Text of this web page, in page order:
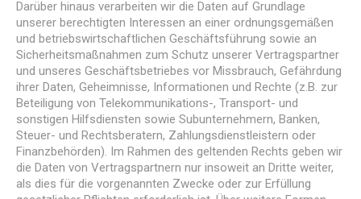
Darüber hinaus verarbeiten wir die Daten auf Grundlage
unserer berechtigten Interessen an einer ordnungsgemäßen
und betriebswirtschaftlichen Geschäftsführung sowie an
Sicherheitsmaßnahmen zum Schutz unserer Vertragspartner
und unseres Geschäftsbetriebes vor Missbrauch, Gefährdung
ihrer Daten, Geheimnisse, Informationen und Rechte (z.B. zur
Beteiligung von Telekommunikations-, Transport- und
sonstigen Hilfsdiensten sowie Subunternehmern, Banken,
Steuer- und Rechtsberatern, Zahlungsdienstleistern oder
Finanzbehörden). Im Rahmen des geltenden Rechts geben wir
die Daten von Vertragspartnern nur insoweit an Dritte weiter,
als dies für die vorgenannten Zwecke oder zur Erfüllung